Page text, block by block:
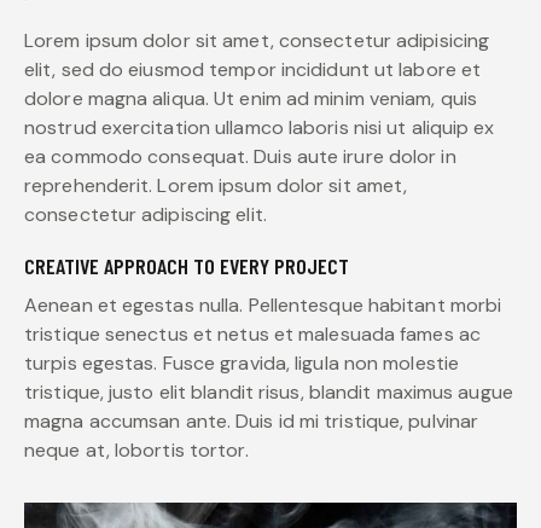
Lorem ipsum dolor sit amet, consectetur adipisicing
elit, sed do eiusmod tempor incididunt ut labore et
dolore magna aliqua. Ut enim ad minim veniam, quis
nostrud exercitation ullamco laboris nisi ut aliquip ex
ea commodo consequat. Duis aute irure dolor in
reprehenderit. Lorem ipsum dolor sit amet,
consectetur adipiscing elit.
CREATIVE APPROACH TO EVERY PROJECT
Aenean et egestas nulla. Pellentesque habitant morbi
tristique senectus et netus et malesuada fames ac
turpis egestas. Fusce gravida, ligula non molestie
tristique, justo elit blandit risus, blandit maximus augue
magna accumsan ante. Duis id mi tristique, pulvinar
neque at, lobortis tortor.